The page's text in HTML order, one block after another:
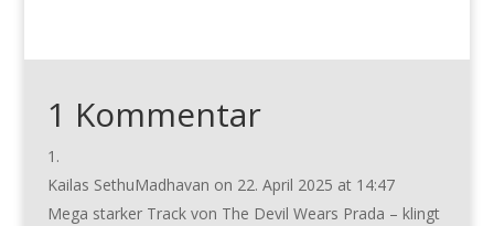
1 Kommentar
Kailas SethuMadhavan on 22. April 2025 at 14:47
Mega starker Track von The Devil Wears Prada – klingt